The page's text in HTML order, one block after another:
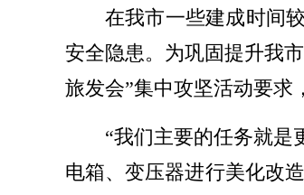
在我市一些建成时间
安全隐患。为巩固提升我
旅发会”集中攻坚活动要
“我们主要的任务就
电箱、变压器进行美化改